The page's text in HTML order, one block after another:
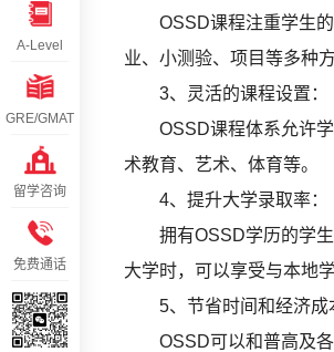
OSSD课程注重学生的
业、小测验、项目等多种
3、灵活的课程设置：
OSSD课程体系允许学
术教育、艺术、体育等。
4、提升大学录取率：
拥有OSSD学历的学生
大学时，可以享受与本地
5、节省时间和经济成
OSSD可以和普高及各
A-Level
GRE/GMAT
留学咨询
免费通话